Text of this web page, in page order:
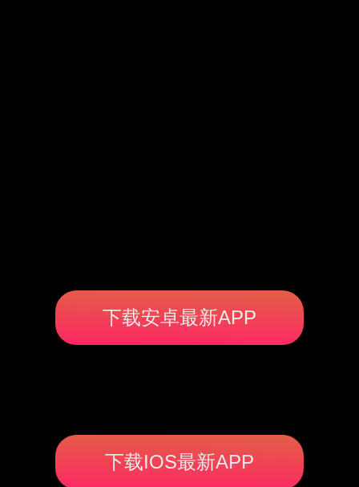
下载安卓最新APP
下载IOS最新APP